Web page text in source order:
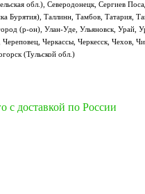
обл.), Северодонецк,
Бурятия), Таллинн, Тамбов,
(р-он), Улан-Уде, Ульяновск, Урай,
Черкассы, Черкесск,
(Тульской обл.)
с доставкой по России